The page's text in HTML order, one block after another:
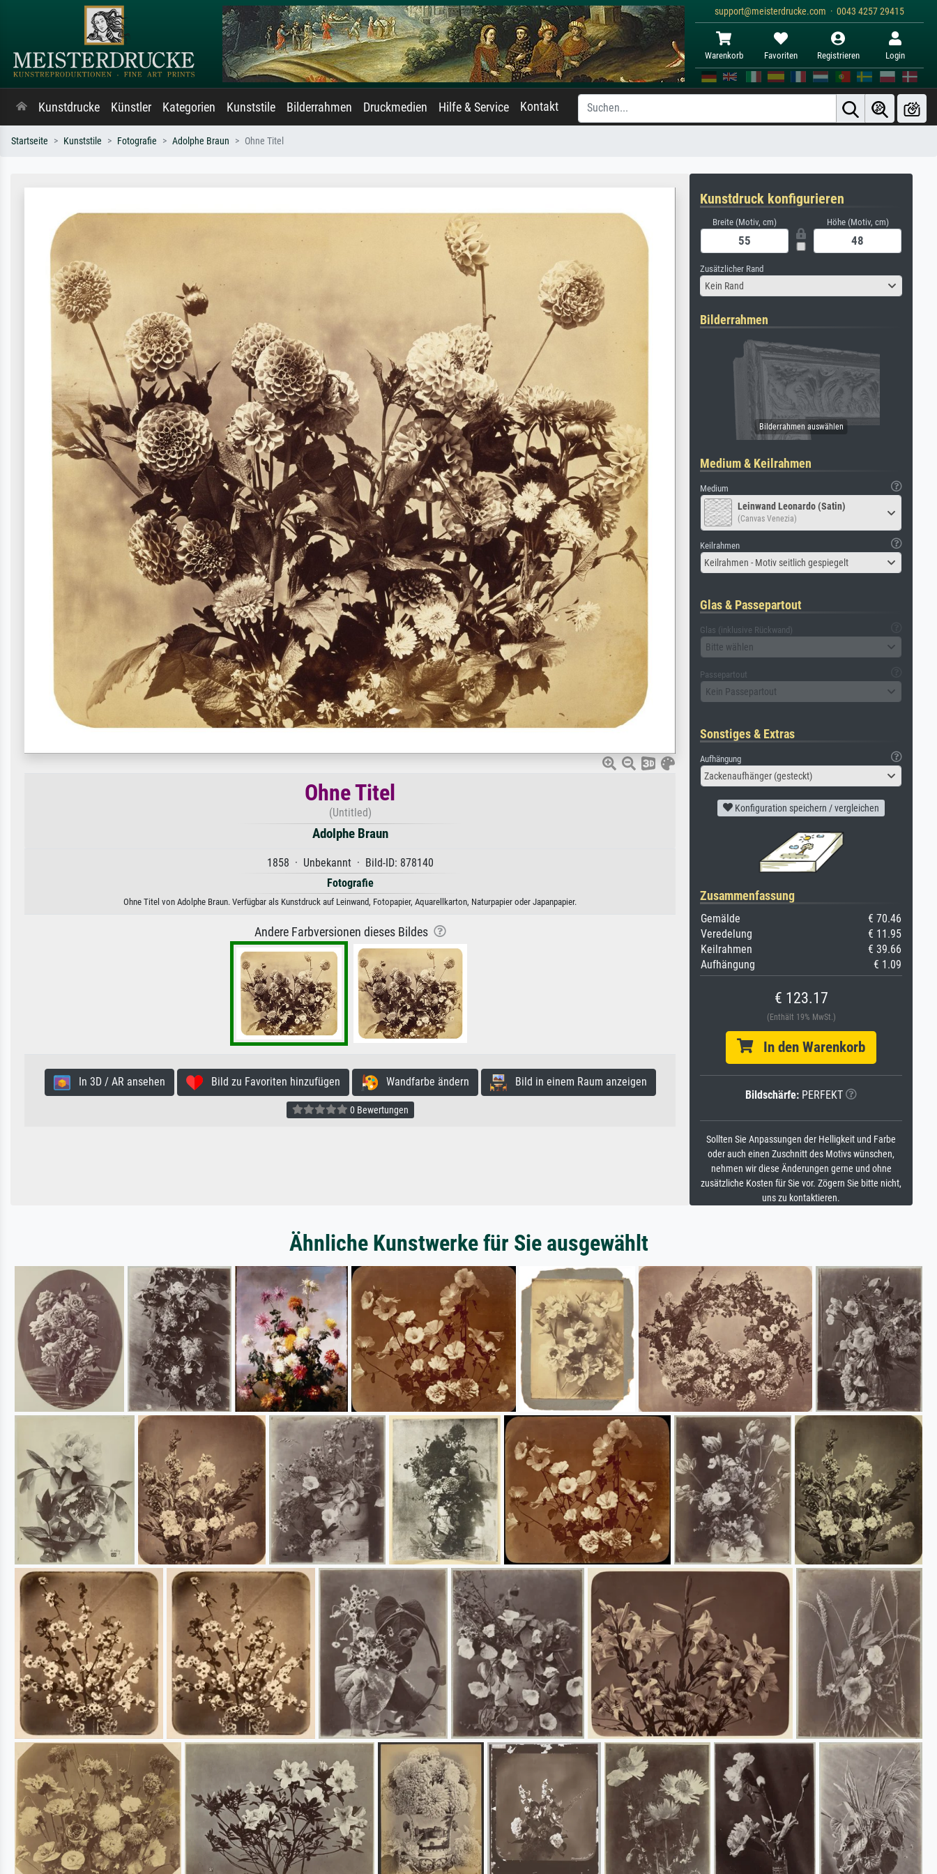
support@meisterdrucke.com · 0043 4257 29415
Warenkorb Favoriten Registrieren Login
Kunstdrucke Künstler Kategorien Kunststile Bilderrahmen Druckmedien Hilfe & Service Kontakt
Startseite Kunststile Fotografie Adolphe Braun Ohne Titel
Ohne Titel
(Untitled)
Adolphe Braun
1858 · Unbekannt · Bild-ID: 878140
Fotografie
Ohne Titel von Adolphe Braun. Verfügbar als Kunstdruck auf Leinwand, Fotopapier, Aquarellkarton, Naturpapier oder Japanpapier.
Andere Farbversionen dieses Bildes
In 3D / AR ansehen Bild zu Favoriten hinzufügen Wandfarbe ändern Bild in einem Raum anzeigen
0 Bewertungen
Kunstdruck konfigurieren
Breite (Motiv, cm) Höhe (Motiv, cm)
Zusätzlicher Rand
Kein Rand
Bilderrahmen
Medium & Keilrahmen
Medium
Leinwand Leonardo (Satin)
(Canvas Venezia)
Keilrahmen
Keilrahmen - Motiv seitlich gespiegelt
Glas & Passepartout
Glas (inklusive Rückwand)
Bitte wählen
Passepartout
Kein Passepartout
Sonstiges & Extras
Aufhängung
Zackenaufhänger (gesteckt)
Konfiguration speichern / vergleichen
Zusammenfassung
Gemälde
€ 70.46
Veredelung
€ 11.95
Keilrahmen
€ 39.66
Aufhängung
€ 1.09
€ 123.17
(Enthält 19% MwSt.)
In den Warenkorb
Bildschärfe: PERFEKT
Sollten Sie Anpassungen der Helligkeit und Farbe
oder auch einen Zuschnitt des Motivs wünschen,
nehmen wir diese Änderungen gerne und ohne
zusätzliche Kosten für Sie vor. Zögern Sie bitte nicht,
uns zu kontaktieren.
Ähnliche Kunstwerke für Sie ausgewählt